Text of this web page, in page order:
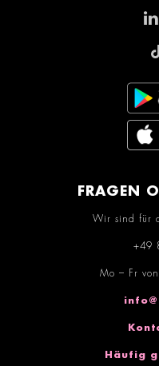
FRAGEN
Wir sind für
+49
Mo – Fr
Häufig